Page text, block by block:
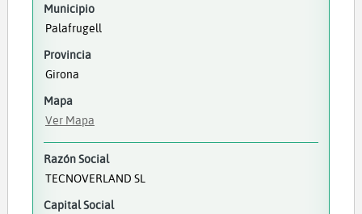
Municipio
Palafrugell
Provincia
Girona
Mapa
Ver Mapa
Razón Social
TECNOVERLAND SL
Capital Social